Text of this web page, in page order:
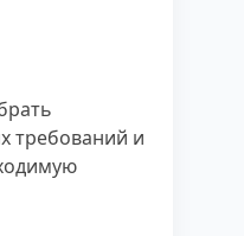
требований и